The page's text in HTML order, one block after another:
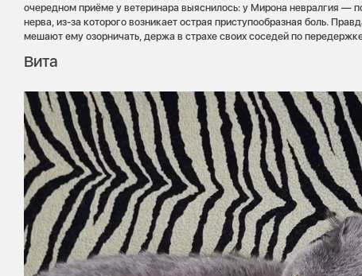
очередном приёме у ветеринара выяснилось: у Мирона невралгия —
нерва, из-за которого возникает острая приступообразная боль.
мешают ему озорничать, держа в страхе своих соседей по
Вита